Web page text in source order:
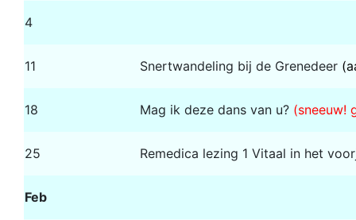
4
11 Snertwandeling bij de Grenedeer
18 Mag ik deze dans van u? (sneeuw!
25 Remedica lezing 1 Vitaal in het
Feb